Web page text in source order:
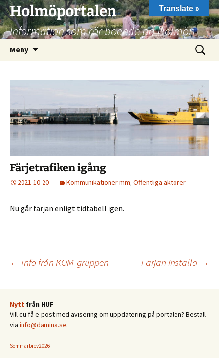
Hoppa
till
innehåll
Holmöportalen
Information som rör boende på Holmön
Meny
Sök
efter:
Färjetrafiken igång
2021-10-20 Kommunikationer mm, Offentliga aktörer
Nu går färjan enligt tidtabell igen.
Inläggsnavigering
← Info från KOM-gruppen Färjan inställd →
Nytt från HUF
Vill du få e-post med avisering om uppdatering på portalen? Beställ
via info@damina.se.
Sommarbrev2026
Translate »